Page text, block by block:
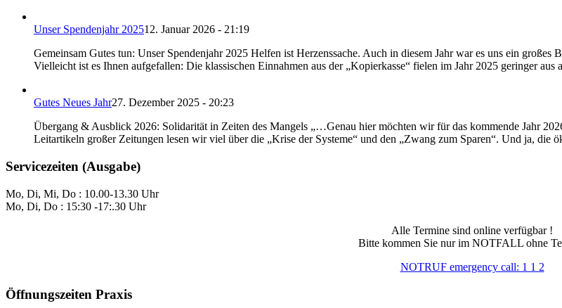
Unser Spendenjahr 202512. Januar 2026 - 21:19
Gemeinsam Gutes tun: Unser Spendenjahr 2025 Helfen ist Herzenssache. Auch in diesem Jahr war es uns ein
Vielleicht ist es Ihnen aufgefallen: Die klassischen Einnahmen aus der „Kopierkasse“ fielen im Jahr 2025 geringer
Gutes Neues Jahr27. Dezember 2025 - 20:23
Übergang & Ausblick 2026: Solidarität in Zeiten des Mangels „…Genau hier möchten wir für das kommende Jahr
Leitartikeln großer Zeitungen lesen wir viel über die „Krise der Systeme“ und den „Zwang zum Sparen“. Und ja,
Servicezeiten (Ausgabe)
Mo, Di, Mi, Do : 10.00-13.30 Uhr
Mo, Di, Do : 15:30 -17:.30 Uhr
Alle Termine sind online verfügbar !
Bitte kommen Sie nur im NOTFALL ohne
NOTRUF emergency call: 1 1 2
Öffnungszeiten Praxis